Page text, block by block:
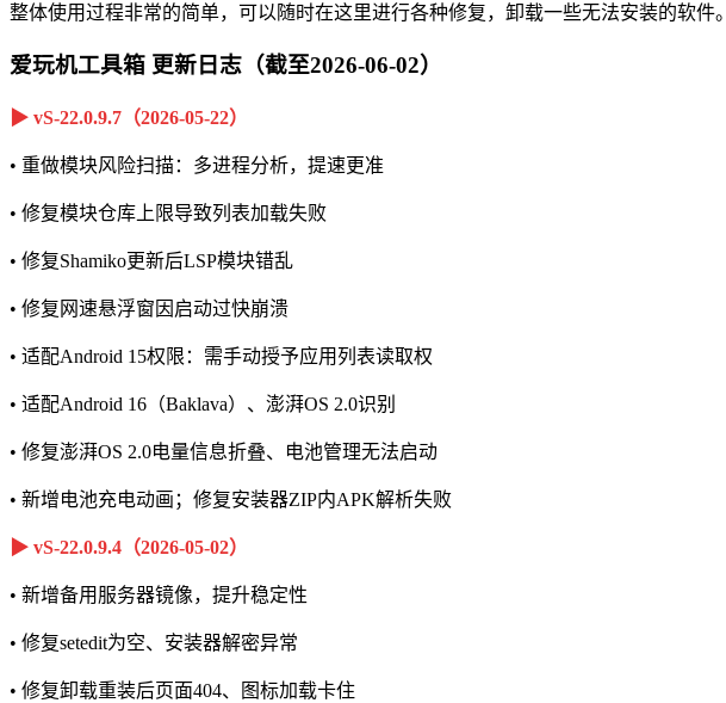
整体使用过程非常的简单，可以随时在这里进行各种修复，卸载一些无法安装的软件。
爱玩机工具箱 更新日志（截至2026-06-02）
▶ vS-22.0.9.7（2026-05-22）
• 重做模块风险扫描：多进程分析，提速更准
• 修复模块仓库上限导致列表加载失败
• 修复Shamiko更新后LSP模块错乱
• 修复网速悬浮窗因启动过快崩溃
• 适配Android 15权限：需手动授予应用列表读取权
• 适配Android 16（Baklava）、澎湃OS 2.0识别
• 修复澎湃OS 2.0电量信息折叠、电池管理无法启动
• 新增电池充电动画；修复安装器ZIP内APK解析失败
▶ vS-22.0.9.4（2026-05-02）
• 新增备用服务器镜像，提升稳定性
• 修复setedit为空、安装器解密异常
• 修复卸载重装后页面404、图标加载卡住